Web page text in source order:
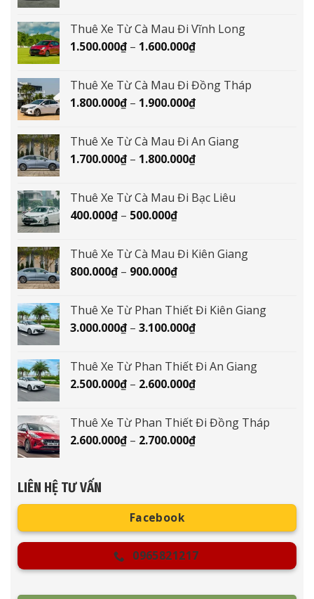
2.000.000₫
đến
Thuê Xe Từ Cà Mau Đi Vĩnh Long
1.500.000₫ – 1.600.000₫Khoảng
1.500.000₫
đến
Thuê Xe Từ Cà Mau Đi Đồng Tháp
1.800.000₫ – 1.900.000₫Khoảng
1.800.000₫
đến
Thuê Xe Từ Cà Mau Đi An Giang
1.700.000₫ – 1.800.000₫Khoảng
1.700.000₫
Thuê Xe Từ Cà Mau Đi Bạc Liêu
400.000₫ – 500.000₫Khoảng
400.000₫
đến
Thuê Xe Từ Cà Mau Đi Kiên Giang
800.000₫ – 900.000₫Khoảng
800.000₫
đến
Thuê Xe Từ Phan Thiết Đi Kiên Giang
3.000.000₫ – 3.100.000₫Khoảng
3.000.000₫
đến
Thuê Xe Từ Phan Thiết Đi An Giang
2.500.000₫ – 2.600.000₫Khoảng
2.500.000₫
đến
Thuê Xe Từ Phan Thiết Đi Đồng Tháp
2.600.000₫ – 2.700.000₫Khoảng
LIÊN HỆ TƯ VẤN
Facebook
0965821217